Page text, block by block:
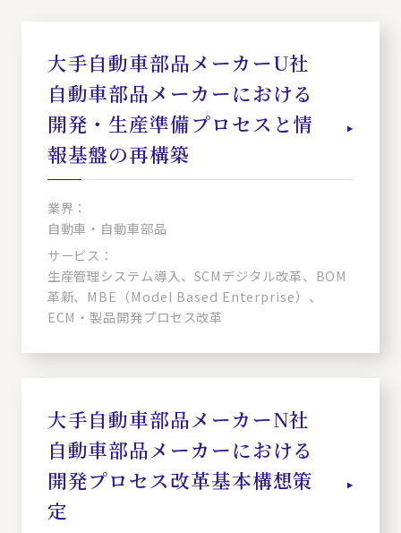
大手自動車部品メーカーU社
自動車部品メーカーにおける
開発・生産準備プロセスと情
報基盤の再構築
業界：
自動車・自動車部品
サービス：
生産管理システム導入、SCMデジタル改革、BOM
革新、MBE（Model Based Enterprise）、
ECM・製品開発プロセス改革
大手自動車部品メーカーN社
自動車部品メーカーにおける
開発プロセス改革基本構想策
定